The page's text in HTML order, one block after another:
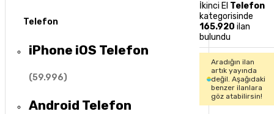
Telefon
iPhone iOS Telefon
(59.996)
Android Telefon
İkinci El Telefon
kategorisinde
165.920 ilan
bulundu
Aradığın ilan
artık yayında
değil. Aşağıdaki
benzer ilanlara
göz atabilirsin!